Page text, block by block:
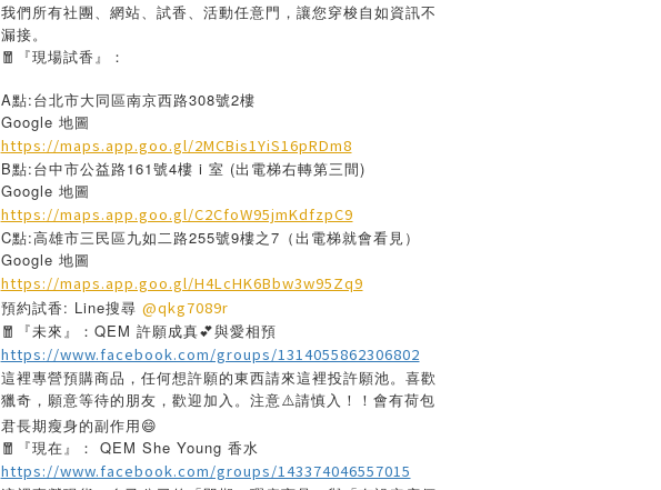
我們所有社團、網站、試香、活動任意門，讓您穿梭自如資訊不
漏接。
🧧『現場試香』：
A點:台北市大同區南京西路308號2樓
Google 地圖
https://maps.app.goo.gl/2MCBis1YiS16pRDm8
B點:台中市公益路161號4樓 i 室 (出電梯右轉第三間)
Google 地圖
https://maps.app.goo.gl/C2CfoW95jmKdfzpC9
C點:高雄市三民區九如二路255號9樓之7（出電梯就會看見）
Google 地圖
https://maps.app.goo.gl/H4LcHK6Bbw3w95Zq9
預約試香: Line搜尋 @qkg7089r
🧧『未來』：QEM 許願成真💕與愛相預
https://www.facebook.com/groups/1314055862306802
這裡專營預購商品，任何想許願的東西請來這裡投許願池。喜歡
獵奇，願意等待的朋友，歡迎加入。注意⚠️請慎入！！會有荷包
君長期瘦身的副作用😄
🧧『現在』： QEM She Young 香水
https://www.facebook.com/groups/143374046557015